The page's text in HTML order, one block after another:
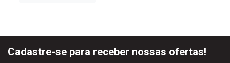
Cadastre-se para receber nossas ofertas!